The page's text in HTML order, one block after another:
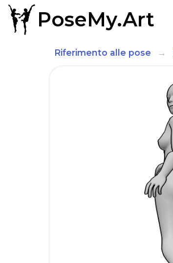
PoseMy.Art
Riferimento alle pose